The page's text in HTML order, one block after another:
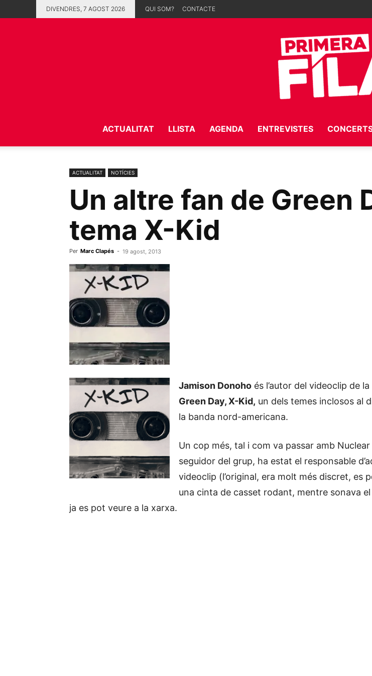
DIVENDRES, 7 AGOST 2026 QUI SOM? CONTACTE
Fila
ACTUALITAT LLISTA AGENDA ENTREVISTES
ACTUALITAT NOTÍCIES
Un altre fan de Green
tema X-Kid
Per Marc Clapés - 19 agost, 2013
Jamison Donoho és l’autor del videoclip de
Green Day, X-Kid, un dels temes inclosos al
la banda nord-americana.
Un cop més, tal i com va passar amb Nuclear
seguidor del grup, ha estat el responsable
videoclip (l’original, era molt més discret, es
una cinta de casset rodant, mentre sonava
ja es pot veure a la xarxa.